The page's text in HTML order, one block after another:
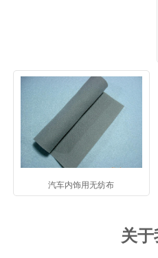
汽车内饰用无纺布
关